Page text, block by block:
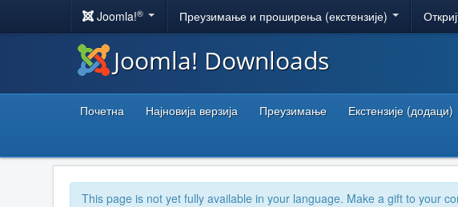
Joomla!® Преузимање и проширења (екстензије)
Joomla! Downloads
Почетна Најновија верзија Преузимање Екстензије (додаци)
This page is not yet fully available in your language. Make a gift to your